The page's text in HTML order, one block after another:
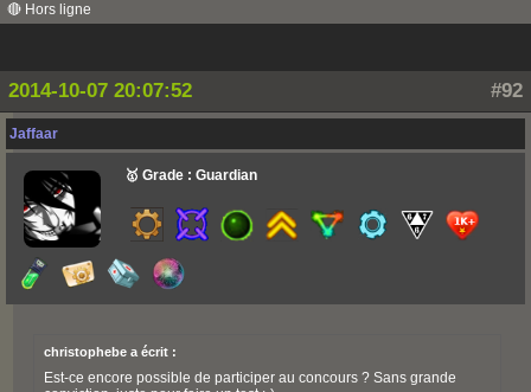
🔴 Hors ligne
#92
2014-10-07 20:07:52
Jaffaar
🥇 Grade : Guardian
christophebe a écrit :
Est-ce encore possible de participer au concours ? Sans grande